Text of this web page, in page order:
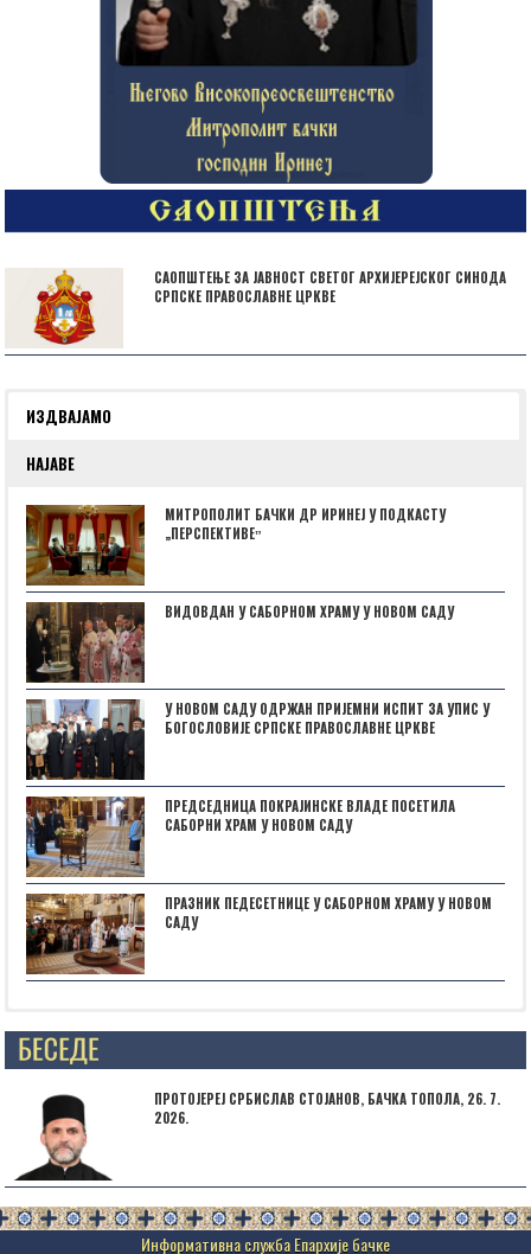
САОПШТЕЊЕ ЗА ЈАВНОСТ СВЕТОГ АРХИЈЕРЕЈСКОГ СИНОДА
СРПСКЕ ПРАВОСЛАВНЕ ЦРКВЕ
ИЗДВАЈАМО
НАЈАВЕ
МИТРОПОЛИТ БАЧКИ ДР ИРИНЕЈ У ПОДКАСТУ
„ПЕРСПЕКТИВЕˮ
ВИДОВДАН У САБОРНОМ ХРАМУ У НОВОМ САДУ
У НОВОМ САДУ ОДРЖАН ПРИЈЕМНИ ИСПИТ ЗА УПИС У
БОГОСЛОВИЈЕ СРПСКЕ ПРАВОСЛАВНЕ ЦРКВЕ
ПРЕДСЕДНИЦА ПОКРАЈИНСКЕ ВЛАДЕ ПОСЕТИЛА
САБОРНИ ХРАМ У НОВОМ САДУ
ПРАЗНИК ПЕДЕСЕТНИЦЕ У САБОРНОМ ХРАМУ У НОВОМ
САДУ
ПРОТОЈЕРЕЈ СРБИСЛАВ СТОЈАНОВ, БАЧКА ТОПОЛА, 26. 7.
2026.